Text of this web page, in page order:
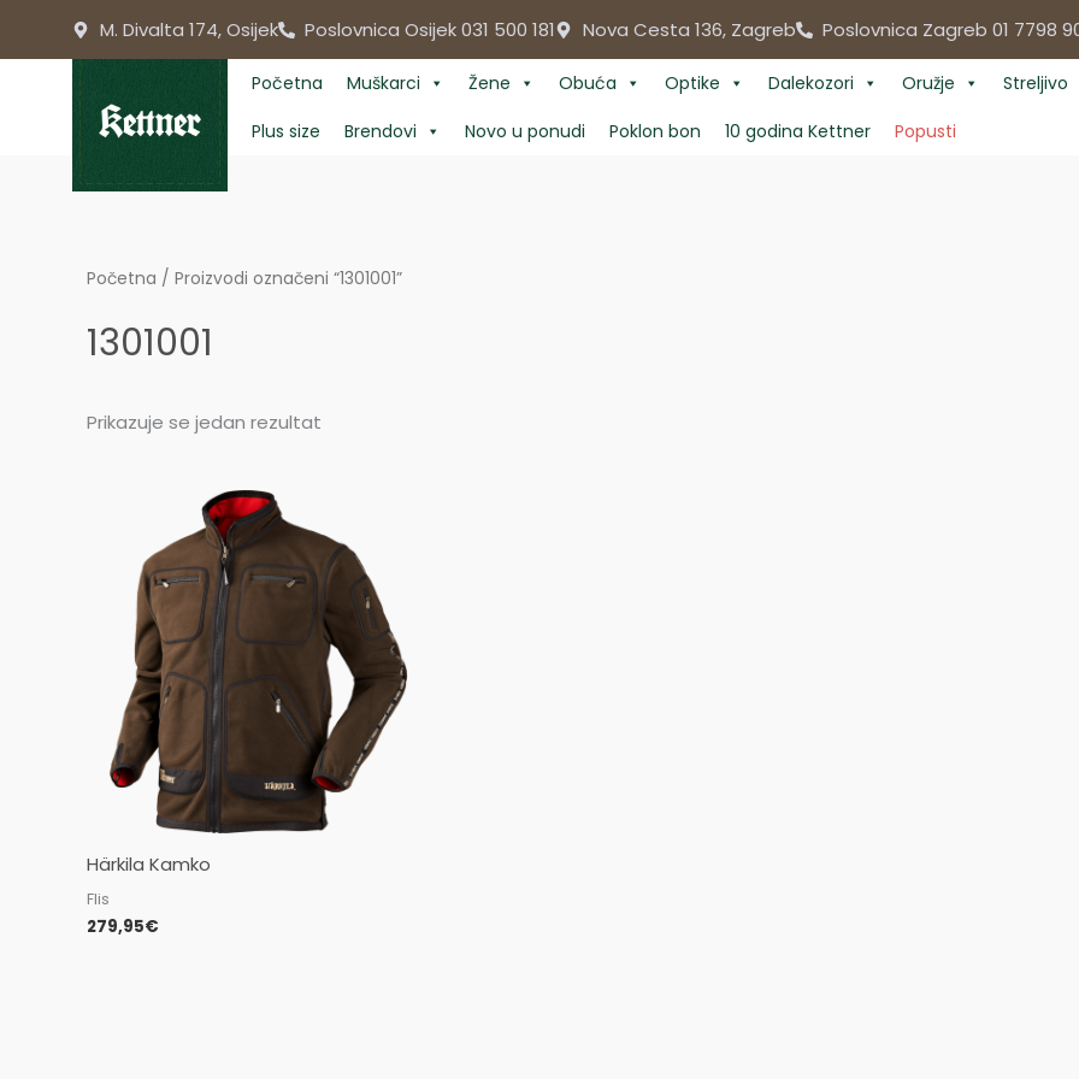
M. Divalta 174, Osijek Poslovnica Osijek 031 500 181 Nova Cesta 136, Zagreb Poslovnica Zagreb 01 7798
Početna Muškarci Žene Obuća Optike Dalekozori Oružje Streljivo
Plus size
Brendovi Novo u ponudi Poklon bon 10 godina Kettner Popusti
Početna / Proizvodi označeni “1301001”
1301001
Prikazuje se jedan rezultat
Härkila Kamko
Flis
279,95€